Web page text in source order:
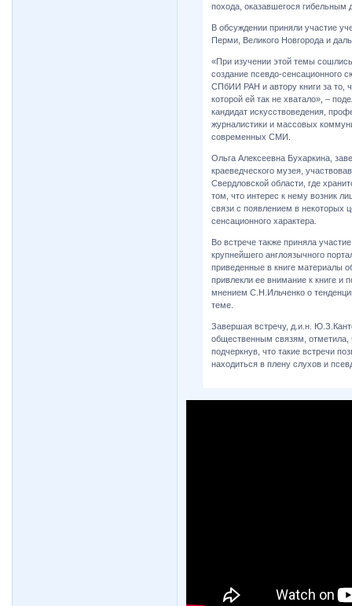
похода, оказавшегося гибельным
В обсуждении приняли участие
Перми, Великого Новгорода и
«При изучении этой темы сошлись
создание псевдо-сенсационного
СПбИИ РАН и автору книги за то,
которой ей так не хватало», ‒
кандидат искусствоведения,
журналистики и массовых
современных СМИ.
Ольга Алексеевна Бухаркина,
краеведческого музея,
Свердловской области, где
том, что интерес к нему возник
связи с появлением в некоторых
сенсационного характера.
Во встрече также приняла
крупнейшего англоязычного
приведенные в книге материалы
привлекли ее внимание к книге и
мнением С.Н.Ильченко о
теме.
Завершая встречу, д.и.н.
общественным связям, отметила,
подчеркнув, что такие встречи
находиться в плену слухов и